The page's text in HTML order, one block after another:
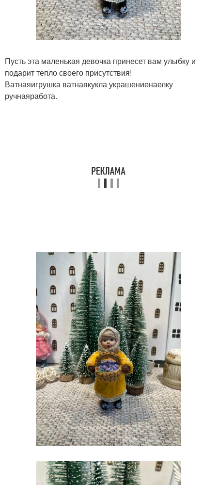
Пусть эта маленькая девочка принесет вам улыбку и
подарит тепло своего присутствия!
Ватнаяигрушка ватнаякукла украшениенаелку
ручнаяработа.